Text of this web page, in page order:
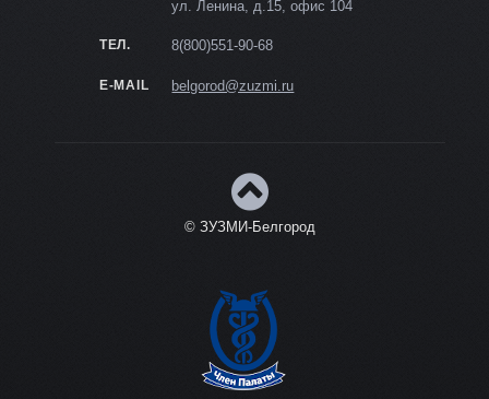
ул. Ленина, д.15, офис 104
ТЕЛ. 8(800)551-90-68
E-MAIL belgorod@zuzmi.ru
© ЗУЗМИ-Белгород